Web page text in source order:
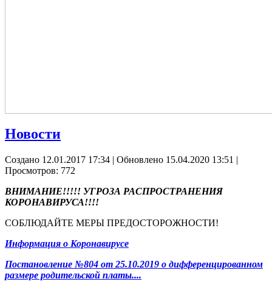
Новости
Создано 12.01.2017 17:34 | Обновлено 15.04.2020 13:51 |
Просмотров: 772
ВНИМАНИЕ!!!!! УГРОЗА РАСПРОСТРАНЕНИЯ
КОРОНАВИРУСА!!!!
СОБЛЮДАЙТЕ МЕРЫ ПРЕДОСТОРОЖНОСТИ!
Информация о Коронавирусе
Постановление №804 от 25.10.2019 о дифференцированном
размере родительской платы....